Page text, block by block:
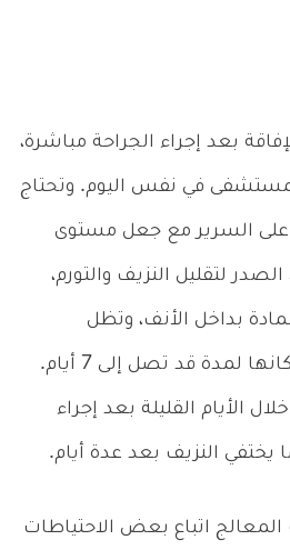
بعد إجراء الجراحة مباشرة،
في نفس اليوم. وتحتاج
على السرير مع جعل مستوى
لتقليل النزيف والتورم،
بداخل الأنف، وتظل
الضمادة الداخلية في مكانها لمدة قد تصل إلى 7 أيام.
الأيام القليلة بعد إجراء
يختفي النزيف بعد عدة أيام.
اتباع بعض الاحتياطات